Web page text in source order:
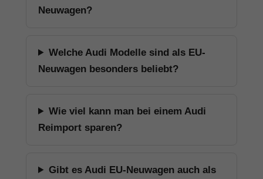
Neuwagen?
Welche Audi Modelle sind als EU-
Neuwagen besonders beliebt?
Wie viel kann man bei einem Audi
Reimport sparen?
Gibt es Audi EU-Neuwagen auch als